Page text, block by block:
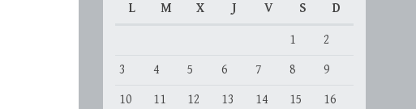
L
M X J V S D
1
2
3
4 5 6 7 8
9
10
11 12 13 14 15
16